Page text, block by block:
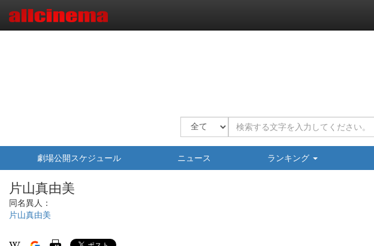
劇場公開スケジュール ニュース ランキング
片山真由美
同名異人：
片山真由美